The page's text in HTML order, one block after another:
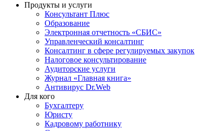
Продукты и услуги
Консультант Плюс
Образование
Электронная отчетность «СБИС»
Управленческий консалтинг
Консалтинг в сфере регулируемых закупок
Налоговое консультирование
Аудиторские услуги
Журнал «Главная книга»
Антивирус Dr.Web
Для кого
Бухгалтеру
Юристу
Кадровому работнику